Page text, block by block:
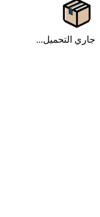
جاري التحميل...